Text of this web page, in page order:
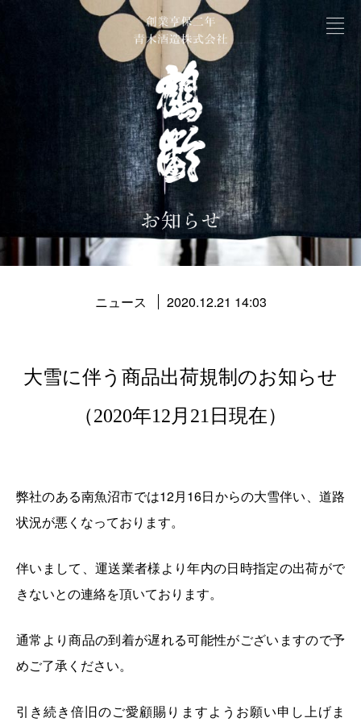
ニュース 2020.12.21 14:03
大雪に伴う商品出荷規制のお知らせ
（2020年12月21日現在）
弊社のある南魚沼市では12月16日からの大雪伴い、道路
状況が悪くなっております。
伴いまして、運送業者様より年内の日時指定の出荷がで
きないとの連絡を頂いております。
通常より商品の到着が遅れる可能性がございますので予
めご了承ください。
引き続き倍旧のご愛顧賜りますようお願い申し上げま